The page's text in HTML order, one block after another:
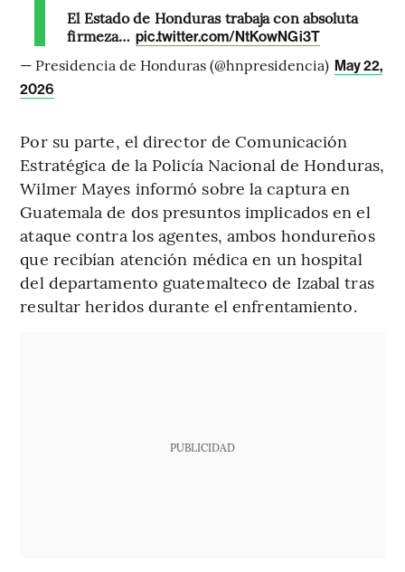
El Estado de Honduras trabaja con absoluta
firmeza… pic.twitter.com/NtKowNGi3T
— Presidencia de Honduras (@hnpresidencia) May 22,
2026
Por su parte, el director de Comunicación
Estratégica de la Policía Nacional de Honduras,
Wilmer Mayes informó sobre la captura en
Guatemala de dos presuntos implicados en el
ataque contra los agentes, ambos hondureños
que recibían atención médica en un hospital
del departamento guatemalteco de Izabal tras
resultar heridos durante el enfrentamiento.
PUBLICIDAD